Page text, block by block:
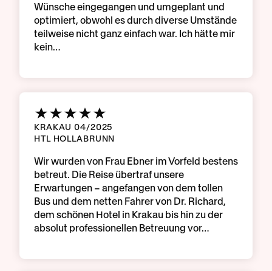
Wünsche eingegangen und umgeplant und
optimiert, obwohl es durch diverse Umstände
teilweise nicht ganz einfach war. Ich hätte mir
kein…
KRAKAU 04/2025
HTL HOLLABRUNN
Wir wurden von Frau Ebner im Vorfeld bestens
betreut. Die Reise übertraf unsere
Erwartungen – angefangen von dem tollen
Bus und dem netten Fahrer von Dr. Richard,
dem schönen Hotel in Krakau bis hin zu der
absolut professionellen Betreuung vor…